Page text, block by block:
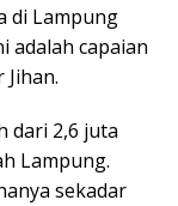
di Lampung
adalah capaian
dari 2,6 juta
Lampung.
sekadar